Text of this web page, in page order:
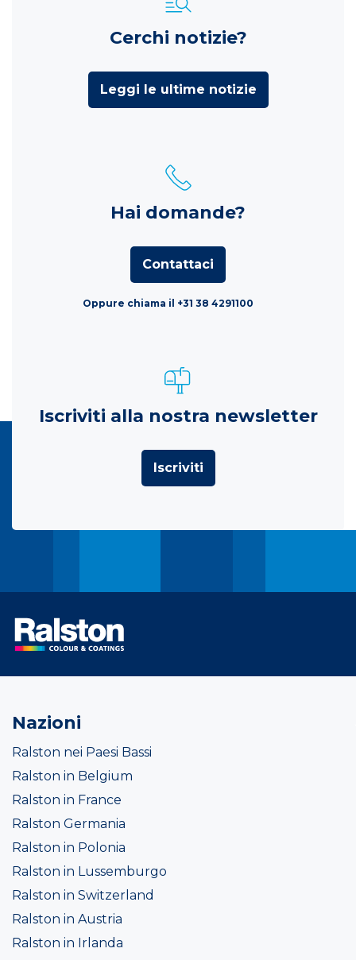
Cerchi notizie?
Leggi le ultime notizie
Hai domande?
Contattaci
Oppure chiama il +31 38 4291100
Iscriviti alla nostra newsletter
Iscriviti
Nazioni
Ralston nei Paesi Bassi
Ralston in Belgium
Ralston in France
Ralston Germania
Ralston in Polonia
Ralston in Lussemburgo
Ralston in Switzerland
Ralston in Austria
Ralston in Irlanda